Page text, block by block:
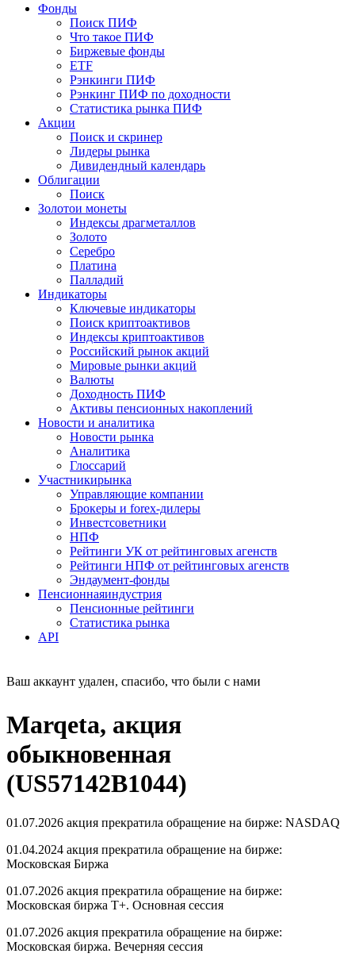
Фонды
Поиск ПИФ
Что такое ПИФ
Биржевые фонды
ETF
Рэнкинги ПИФ
Рэнкинг ПИФ по доходности
Статистика рынка ПИФ
Акции
Поиск и скринер
Лидеры рынка
Дивидендный календарь
Облигации
Поиск
Золотои монеты
Индексы драгметаллов
Золото
Серебро
Платина
Палладий
Индикаторы
Ключевые индикаторы
Поиск криптоактивов
Индексы криптоактивов
Российский рынок акций
Мировые рынки акций
Валюты
Доходность ПИФ
Активы пенсионных накоплений
Новости и аналитика
Новости рынка
Аналитика
Глоссарий
Участникирынка
Управляющие компании
Брокеры и forex-дилеры
Инвестсоветники
НПФ
Рейтинги УК от рейтинговых агенств
Рейтинги НПФ от рейтинговых агенств
Эндаумент-фонды
Пенсионнаяиндустрия
Пенсионные рейтинги
Статистика рынка
API
Ваш аккаунт удален, спасибо, что были с нами
Marqeta, акция
обыкновенная
(US57142B1044)
01.07.2026 акция прекратила обращение на бирже: NASDAQ
01.04.2024 акция прекратила обращение на бирже:
Московская Биржа
01.07.2026 акция прекратила обращение на бирже:
Московская биржа Т+. Основная сессия
01.07.2026 акция прекратила обращение на бирже:
Московская биржа. Вечерняя сессия